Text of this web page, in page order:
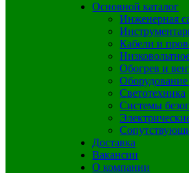
Основной каталог
Инженерная
Кабели и
Обогрев и
Светотехника
Системы
Доставка
Вакансии
О компании